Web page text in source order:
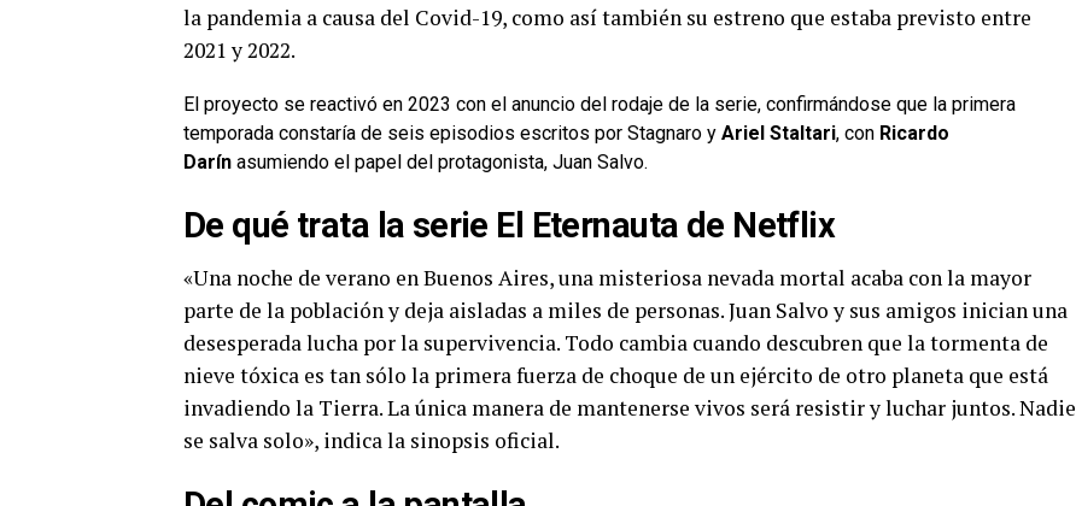
la pandemia a causa del Covid-19, como así también su estreno que estaba previsto entre
2021 y 2022.
El proyecto se reactivó en 2023 con el anuncio del rodaje de la serie, confirmándose que la primera
temporada constaría de seis episodios escritos por Stagnaro y Ariel Staltari, con Ricardo
Darín asumiendo el papel del protagonista, Juan Salvo.
De qué trata la serie El Eternauta de Netflix
«Una noche de verano en Buenos Aires, una misteriosa nevada mortal acaba con la mayor
parte de la población y deja aisladas a miles de personas. Juan Salvo y sus amigos inician una
desesperada lucha por la supervivencia. Todo cambia cuando descubren que la tormenta de
nieve tóxica es tan sólo la primera fuerza de choque de un ejército de otro planeta que está
invadiendo la Tierra. La única manera de mantenerse vivos será resistir y luchar juntos. Nadie
se salva solo», indica la sinopsis oficial.